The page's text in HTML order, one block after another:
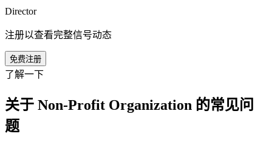
Director
注册以查看完整信号动态
免费注册
了解一下
关于 Non-Profit Organization 的常见问
题